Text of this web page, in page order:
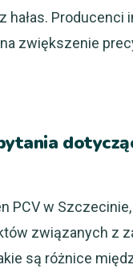
hałas.
zwiększenie
PCV w
związanych z
są różnice